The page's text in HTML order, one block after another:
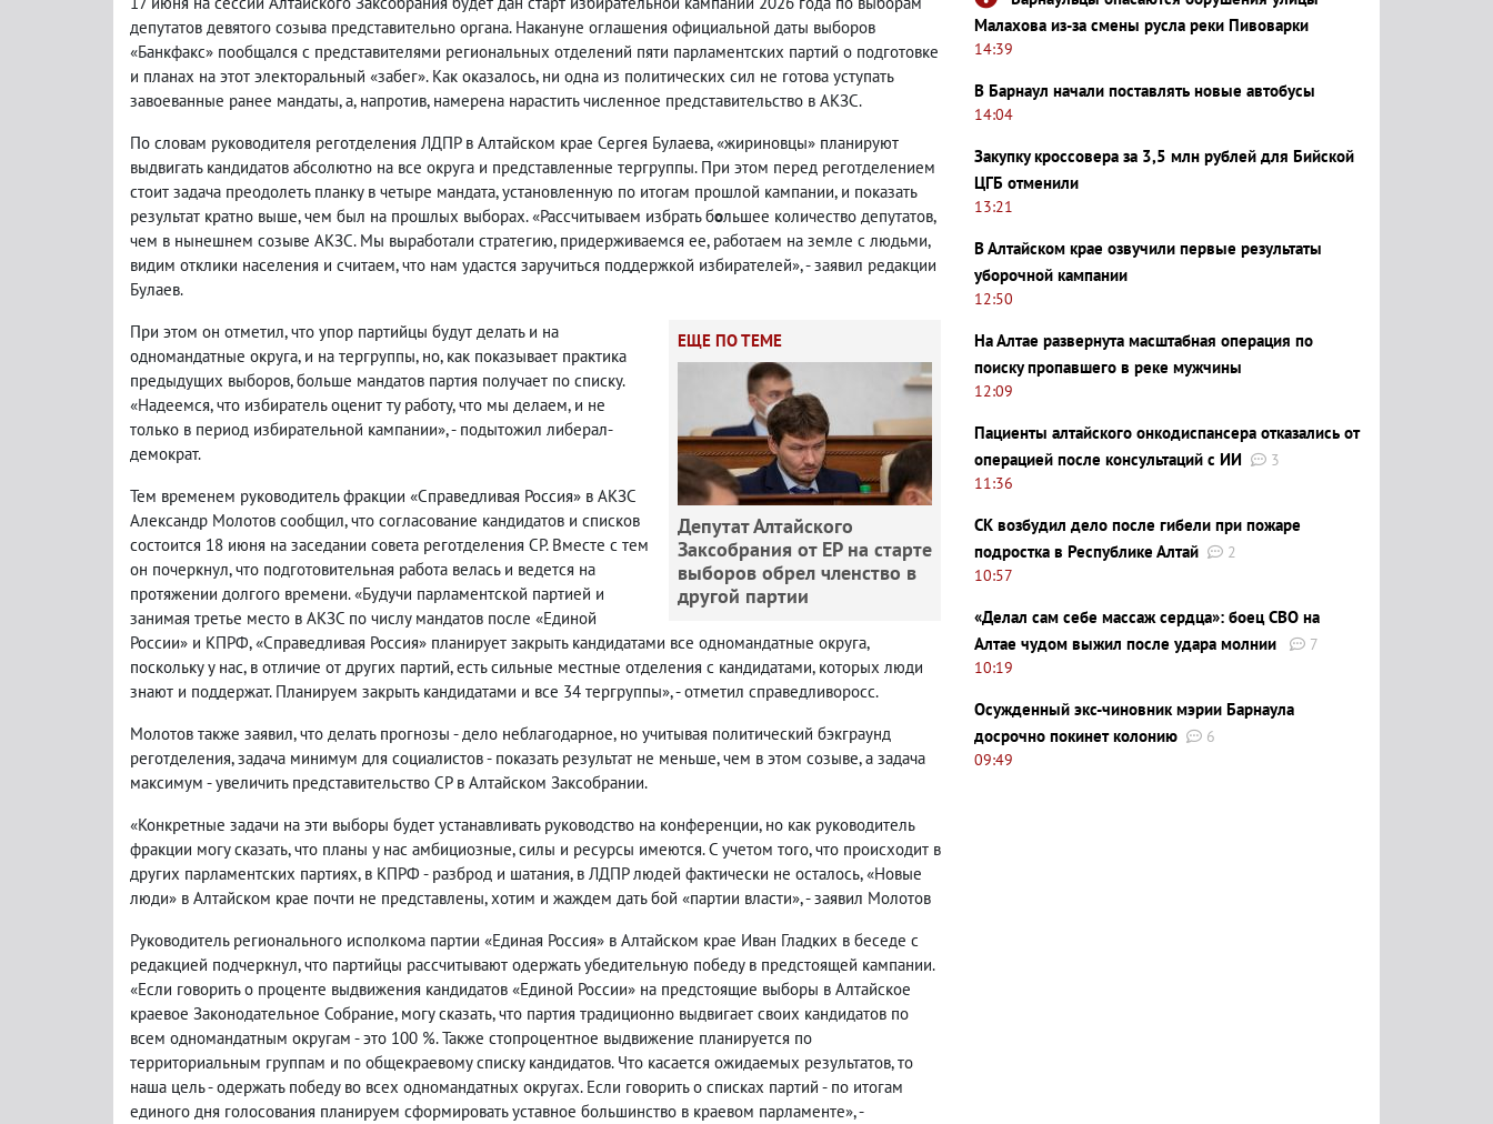
депутатов девятого созыва представительно органа. Накануне оглашения официальной даты выборов
«Банкфакс» пообщался с представителями региональных отделений пяти парламентских партий о подготовке
и планах на этот электоральный «забег». Как оказалось, ни одна из политических сил не готова уступать
завоеванные ранее мандаты, а, напротив, намерена нарастить численное представительство в АКЗС.
По словам руководителя реготделения ЛДПР в Алтайском крае Сергея Булаева, «жириновцы» планируют
выдвигать кандидатов абсолютно на все округа и представленные тергруппы. При этом перед реготделением
стоит задача преодолеть планку в четыре мандата, установленную по итогам прошлой кампании, и показать
результат кратно выше, чем был на прошлых выборах. «Рассчитываем избрать большее количество депутатов,
чем в нынешнем созыве АКЗС. Мы выработали стратегию, придерживаемся ее, работаем на земле с людьми,
видим отклики населения и считаем, что нам удастся заручиться поддержкой избирателей», - заявил редакции
Булаев.
ЕЩЕ ПО ТЕМЕ
Депутат Алтайского
Заксобрания от ЕР на старте
выборов обрел членство в
другой партии
При этом он отметил, что упор партийцы будут делать и на
одномандатные округа, и на тергруппы, но, как показывает практика
предыдущих выборов, больше мандатов партия получает по списку.
«Надеемся, что избиратель оценит ту работу, что мы делаем, и не
только в период избирательной кампании», - подытожил либерал-
демократ.
Тем временем руководитель фракции «Справедливая Россия» в АКЗС
Александр Молотов сообщил, что согласование кандидатов и списков
состоится 18 июня на заседании совета реготделения СР. Вместе с тем
он почеркнул, что подготовительная работа велась и ведется на
протяжении долгого времени. «Будучи парламентской партией и
занимая третье место в АКЗС по числу мандатов после «Единой
России» и КПРФ, «Справедливая Россия» планирует закрыть кандидатами все одномандатные округа,
поскольку у нас, в отличие от других партий, есть сильные местные отделения с кандидатами, которых люди
знают и поддержат. Планируем закрыть кандидатами и все 34 тергруппы», - отметил справедливоросс.
Молотов также заявил, что делать прогнозы - дело неблагодарное, но учитывая политический бэкграунд
реготделения, задача минимум для социалистов - показать результат не меньше, чем в этом созыве, а задача
максимум - увеличить представительство СР в Алтайском Заксобрании.
«Конкретные задачи на эти выборы будет устанавливать руководство на конференции, но как руководитель
фракции могу сказать, что планы у нас амбициозные, силы и ресурсы имеются. С учетом того, что происходит в
других парламентских партиях, в КПРФ - разброд и шатания, в ЛДПР людей фактически не осталось, «Новые
люди» в Алтайском крае почти не представлены, хотим и жаждем дать бой «партии власти», - заявил Молотов
Руководитель регионального исполкома партии «Единая Россия» в Алтайском крае Иван Гладких в беседе с
редакцией подчеркнул, что партийцы рассчитывают одержать убедительную победу в предстоящей кампании.
«Если говорить о проценте выдвижения кандидатов «Единой России» на предстоящие выборы в Алтайское
краевое Законодательное Собрание, могу сказать, что партия традиционно выдвигает своих кандидатов по
всем одномандатным округам - это 100 %. Также стопроцентное выдвижение планируется по
территориальным группам и по общекраевому списку кандидатов. Что касается ожидаемых результатов, то
наша цель - одержать победу во всех одномандатных округах. Если говорить о списках партий - по итогам
единого дня голосования планируем сформировать уставное большинство в краевом парламенте», -
Малахова из-за смены русла реки Пивоварки
14:39
В Барнаул начали поставлять новые автобусы
14:04
Закупку кроссовера за 3,5 млн рублей для Бийской
ЦГБ отменили
13:21
В Алтайском крае озвучили первые результаты
уборочной кампании
12:50
На Алтае развернута масштабная операция по
поиску пропавшего в реке мужчины
12:09
Пациенты алтайского онкодиспансера отказались от
операцией после консультаций с ИИ
3
11:36
СК возбудил дело после гибели при пожаре
подростка в Республике Алтай
2
10:57
«Делал сам себе массаж сердца»: боец СВО на
Алтае чудом выжил после удара молнии
7
10:19
Осужденный экс-чиновник мэрии Барнаула
досрочно покинет колонию
6
09:49